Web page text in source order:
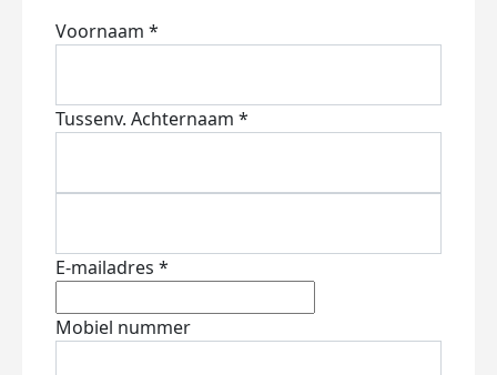
Voornaam *
Tussenv. Achternaam *
E-mailadres *
Mobiel nummer